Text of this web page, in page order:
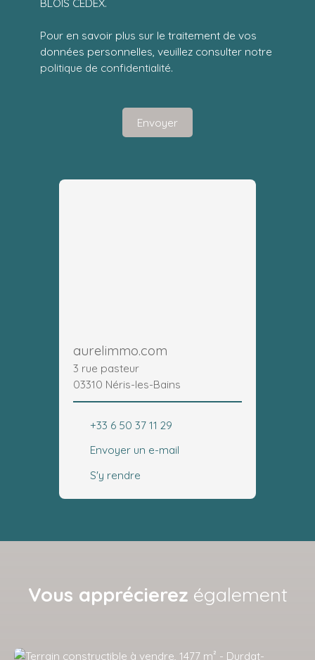
BLOIS CEDEX.
Pour en savoir plus sur le traitement de vos
données personnelles, veuillez consulter notre
politique de confidentialité.
Envoyer
aurelimmo.com
3 rue pasteur
03310 Néris-les-Bains
+33 6 50 37 11 29
Envoyer un e-mail
S'y rendre
Vous apprécierez également